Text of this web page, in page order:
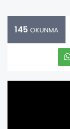
145 OKUNMA